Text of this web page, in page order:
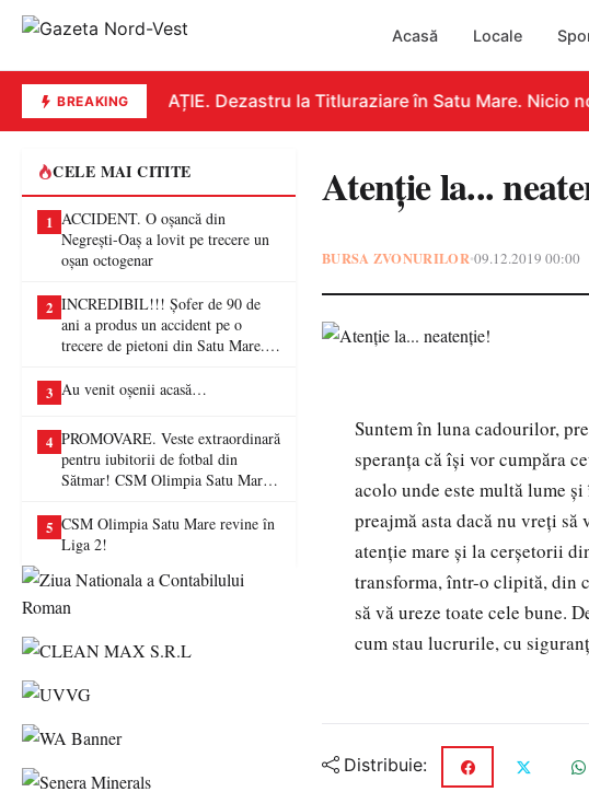
Acasă Locale
BREAKINGEDUCAȚIE. Dezastru la Titluraziare în Satu Mare. Nicio
CELE MAI CITITE
1 ACCIDENT. O oșancă din
Negrești-Oaș a lovit pe trecere un
oșan octogenar
2 INCREDIBIL!!! Șofer de 90 de
ani a produs un accident pe o
trecere de pietoni din Satu Mare. O
3 Au venit oșenii acasă…
4 PROMOVARE. Veste extraordinară
pentru iubitorii de fotbal din
Sătmar! CSM Olimpia Satu Mare
5 CSM Olimpia Satu Mare revine în
Liga 2!
Atenție la...
BURSA ZVONURILOR•09.12.2019 00:00
Suntem în luna cadourilor,
speranța că își vor cumpăra
acolo unde este multă lume
preajmă asta dacă nu vreți să
atenție mare și la cerșetorii
transforma, într-o clipită, din
să vă ureze toate cele bune.
cum stau lucrurile, cu
Distribuie: